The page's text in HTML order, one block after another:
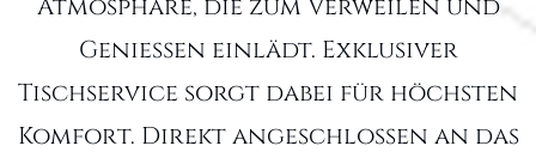
Genießen einlädt. Exklusiver
Tischservice sorgt dabei für höchsten
Komfort. Direkt angeschlossen an das